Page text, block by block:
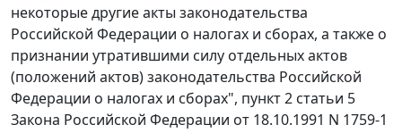
некоторые другие акты законодательства
Российской Федерации о налогах и сборах, а также о
признании утратившими силу отдельных актов
(положений актов) законодательства Российской
Федерации о налогах и сборах", пункт 2 статьи 5
Закона Российской Федерации от 18.10.1991 N 1759-1